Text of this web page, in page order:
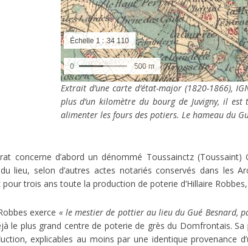
Extrait d’une carte d’état-major (1820-1866),
plus d’un kilomètre du bourg de Juvigny, il
alimenter les fours des potiers. Le hameau du
concerne d’abord un dénommé Toussainctz
lieu, selon d’autres actes notariés conservés dans les
pour trois ans toute la production de poterie d’Hillaire
exerce « le mestier de pottier au lieu du Gué Besnard,
le plus grand centre de poterie de grès du Domfrontais.
explicables au moins par une identique provenance